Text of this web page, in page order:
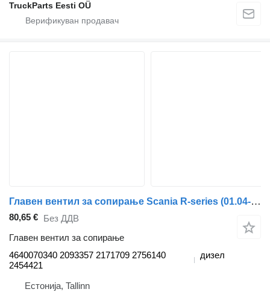
TruckParts Eesti OÜ
Главен вентил за сопирање Scania R-series (01.04-) 4640070340 за камион влекач Scania P,G,R,T-series (2004-2017)
80,65 € Без ДДВ
Главен вентил за сопирање
4640070340 2093357 2171709 2756140
2454421
дизел
Естонија, Tallinn